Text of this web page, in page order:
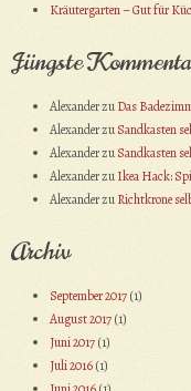
Kräutergarten – Gut für
Jüngste
AlexanderzuDas
AlexanderzuSandkasten
AlexanderzuSandkasten
AlexanderzuIkea Hack:
AlexanderzuRichtkrone
Archiv
September 2017(1)
August 2017(1)
Juni 2017(1)
Juli 2016(1)